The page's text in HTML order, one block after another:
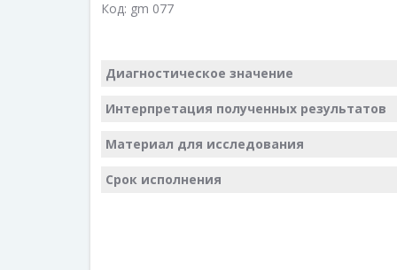
Код: gm 077
Диагностическое значение
Интерпретация полученных результатов
Материал для исследования
Срок исполнения